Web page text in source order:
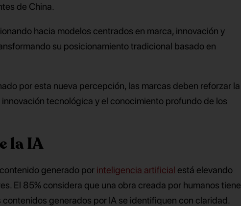
de China.
hacia modelos centrados en marca, innovación y
su posicionamiento tradicional basado en
por esta nueva percepción, las marcas deben reforzar la
tecnológica y el conocimiento profundo de los
la IA
generado por inteligencia artificial está elevando
El 85% considera que una obra creada por humanos tiene
contenidos generados por IA se identifiquen con claridad.